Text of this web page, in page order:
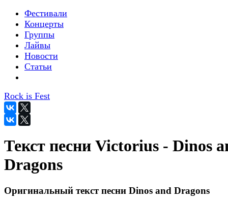
Фестивали
Концерты
Группы
Лайвы
Новости
Статьи
Rock is Fest
Текст песни Victorius - Dinos
Dragons
Оригинальный текст песни Dinos and Dragons